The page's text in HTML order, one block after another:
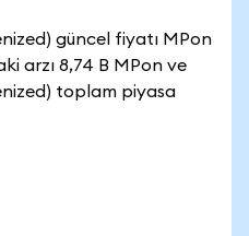
güncel fiyatı MPon
arzı 8,74 B MPon ve
toplam piyasa